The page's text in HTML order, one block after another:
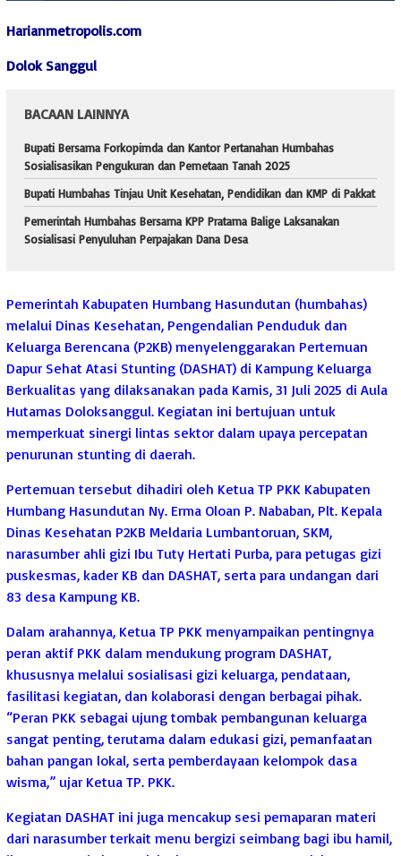
Harianmetropolis.com
Dolok Sanggul
BACAAN LAINNYA
Bupati Bersama Forkopimda dan Kantor Pertanahan Humbahas
Sosialisasikan Pengukuran dan Pemetaan Tanah 2025
Bupati Humbahas Tinjau Unit Kesehatan, Pendidikan dan KMP di Pakkat
Pemerintah Humbahas Bersama KPP Pratama Balige Laksanakan
Sosialisasi Penyuluhan Perpajakan Dana Desa
Pemerintah Kabupaten Humbang Hasundutan (humbahas)
melalui Dinas Kesehatan, Pengendalian Penduduk dan
Keluarga Berencana (P2KB) menyelenggarakan Pertemuan
Dapur Sehat Atasi Stunting (DASHAT) di Kampung Keluarga
Berkualitas yang dilaksanakan pada Kamis, 31 Juli 2025 di Aula
Hutamas Doloksanggul. Kegiatan ini bertujuan untuk
memperkuat sinergi lintas sektor dalam upaya percepatan
penurunan stunting di daerah.
Pertemuan tersebut dihadiri oleh Ketua TP PKK Kabupaten
Humbang Hasundutan Ny. Erma Oloan P. Nababan, Plt. Kepala
Dinas Kesehatan P2KB Meldaria Lumbantoruan, SKM,
narasumber ahli gizi Ibu Tuty Hertati Purba, para petugas gizi
puskesmas, kader KB dan DASHAT, serta para undangan dari
83 desa Kampung KB.
Dalam arahannya, Ketua TP PKK menyampaikan pentingnya
peran aktif PKK dalam mendukung program DASHAT,
khususnya melalui sosialisasi gizi keluarga, pendataan,
fasilitasi kegiatan, dan kolaborasi dengan berbagai pihak.
“Peran PKK sebagai ujung tombak pembangunan keluarga
sangat penting, terutama dalam edukasi gizi, pemanfaatan
bahan pangan lokal, serta pemberdayaan kelompok dasa
wisma,” ujar Ketua TP. PKK.
Kegiatan DASHAT ini juga mencakup sesi pemaparan materi
dari narasumber terkait menu bergizi seimbang bagi ibu hamil,